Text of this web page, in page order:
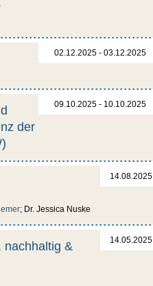
02.12.2025 - 03.12.2025
09.10.2025 - 10.10.2025
der
14.08.2025
; Dr. Jessica Nuske
14.05.2025
nachhaltig &